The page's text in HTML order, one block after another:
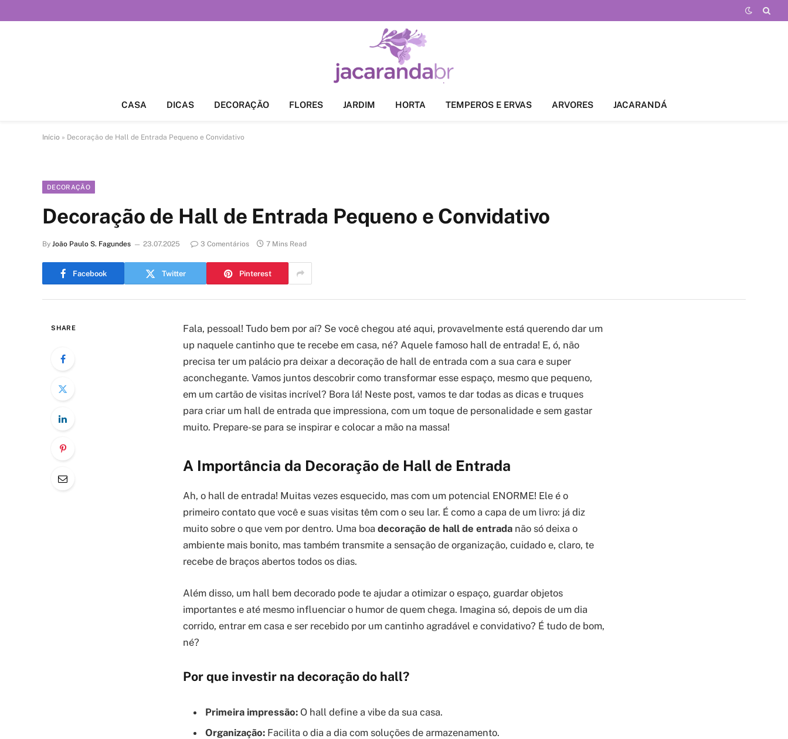
CASA DICAS DECORAÇÃO FLORES JARDIM HORTA TEMPEROS E ERVAS ARVORES JACARANDÁ
Início » Decoração de Hall de Entrada Pequeno e Convidativo
DECORAÇÃO
Decoração de Hall de Entrada Pequeno e Convidativo
By João Paulo S. Fagundes 23.07.2025 3 Comentários 7 Mins Read
Facebook Twitter Pinterest
SHARE
Fala, pessoal! Tudo bem por aí? Se você chegou até aqui, provavelmente está querendo dar um
up naquele cantinho que te recebe em casa, né? Aquele famoso hall de entrada! E, ó, não
precisa ter um palácio pra deixar a decoração de hall de entrada com a sua cara e super
aconchegante. Vamos juntos descobrir como transformar esse espaço, mesmo que pequeno,
em um cartão de visitas incrível? Bora lá! Neste post, vamos te dar todas as dicas e truques
para criar um hall de entrada que impressiona, com um toque de personalidade e sem gastar
muito. Prepare-se para se inspirar e colocar a mão na massa!
A Importância da Decoração de Hall de Entrada
Ah, o hall de entrada! Muitas vezes esquecido, mas com um potencial ENORME! Ele é o
primeiro contato que você e suas visitas têm com o seu lar. É como a capa de um livro: já diz
muito sobre o que vem por dentro. Uma boa decoração de hall de entrada não só deixa o
ambiente mais bonito, mas também transmite a sensação de organização, cuidado e, claro, te
recebe de braços abertos todos os dias.
Além disso, um hall bem decorado pode te ajudar a otimizar o espaço, guardar objetos
importantes e até mesmo influenciar o humor de quem chega. Imagina só, depois de um dia
corrido, entrar em casa e ser recebido por um cantinho agradável e convidativo? É tudo de bom,
né?
Por que investir na decoração do hall?
Primeira impressão: O hall define a vibe da sua casa.
Organização: Facilita o dia a dia com soluções de armazenamento.